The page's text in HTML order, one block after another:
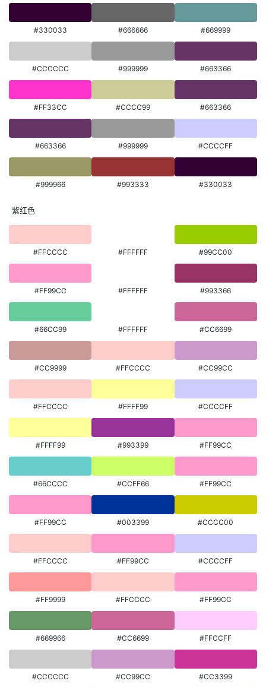
#330033 #666666 #669999
#CCCCCC #999999 #663366
#FF33CC #CCCC99 #663366
#663366 #999999 #CCCCFF
#999966 #993333 #330033
紫红色
#FFCCCC #FFFFFF #99CC00
#FF99CC #FFFFFF #993366
#66CC99 #FFFFFF #CC6699
#CC9999 #FFCCCC #CC99CC
#FFCCCC #FFFF99 #CCCCFF
#FFFF99 #993399 #FF99CC
#66CCCC #CCFF66 #FF99CC
#FF99CC #003399 #CCCC00
#FFCCCC #FF99CC #CCCCFF
#FF9999 #FFCCCC #FF99CC
#669966 #CC6699 #FFCCFF
#CCCCCC #CC99CC #CC3399